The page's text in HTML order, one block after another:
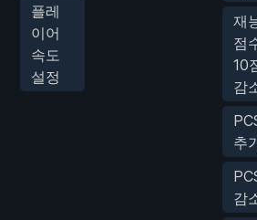
플레
이어
속도
설정
재
점
10
감
추
감